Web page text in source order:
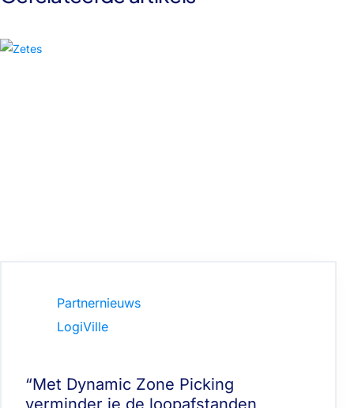
Partnernieuws
LogiVille
“Met Dynamic Zone Picking
verminder je de loopafstanden